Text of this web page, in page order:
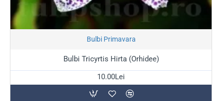
Bulbi Primavara
Bulbi Tricyrtis Hirta (Orhidee)
10.00Lei